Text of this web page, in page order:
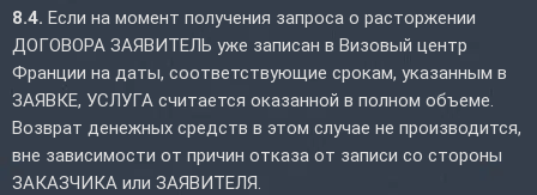
8.4. Если на момент получения запроса о расторжении
ДОГОВОРА ЗАЯВИТЕЛЬ уже записан в Визовый центр
Франции на даты, соответствующие срокам, указанным в
ЗАЯВКЕ, УСЛУГА считается оказанной в полном объеме.
Возврат денежных средств в этом случае не производится,
вне зависимости от причин отказа от записи со стороны
ЗАКАЗЧИКА или ЗАЯВИТЕЛЯ.